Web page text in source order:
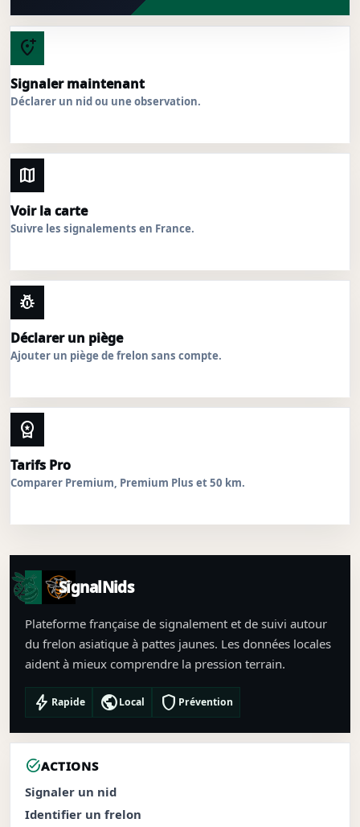
add_location_alt
Signaler maintenant
Déclarer un nid ou une observation.
map
Voir la carte
Suivre les signalements en France.
pest_control
Déclarer un piège
Ajouter un piège de frelon sans compte.
workspace_premium
Tarifs Pro
Comparer Premium, Premium Plus et 50 km.
SignalNids
Plateforme française de signalement et de suivi autour
du frelon asiatique à pattes jaunes. Les données locales
aident à mieux comprendre la pression terrain.
bolt Rapide publicLocal shield Prévention
task_altACTIONS
Signaler un nid
Identifier un frelon